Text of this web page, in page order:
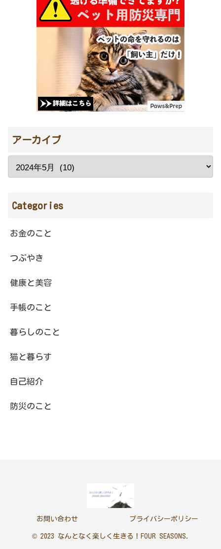
アーカイブ
Categories
お金のこと
つぶやき
健康と美容
手帳のこと
暮らしのこと
猫と暮らす
自己紹介
防災のこと
お問い合わせ プライバシーポリシー
© 2023 なんとなく楽しく生きる！FOUR SEASONS.